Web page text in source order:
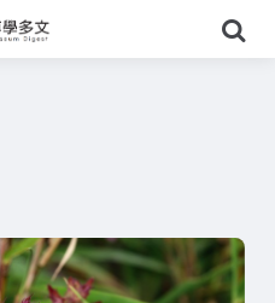
尋